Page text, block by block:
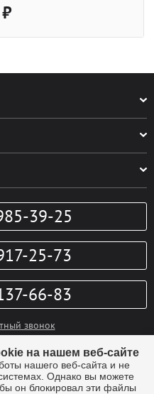
39-25
25-73
66-83
звонок
lider.ruна нашем веб-сайте
нашего веб-сайта и не
Однако вы можете
он блокировал эти файлы